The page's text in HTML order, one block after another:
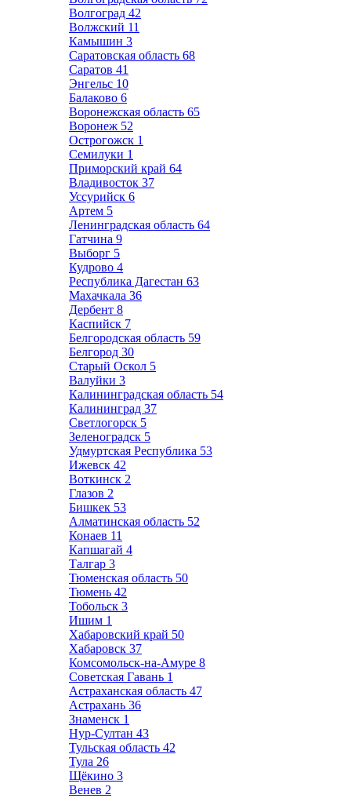
Волгоград 42
Волжский 11
Камышин 3
Саратовская область 68
Саратов 41
Энгельс 10
Балаково 6
Воронежская область 65
Воронеж 52
Острогожск 1
Семилуки 1
Приморский край 64
Владивосток 37
Уссурийск 6
Артем 5
Ленинградская область 64
Гатчина 9
Выборг 5
Кудрово 4
Республика Дагестан 63
Махачкала 36
Дербент 8
Каспийск 7
Белгородская область 59
Белгород 30
Старый Оскол 5
Валуйки 3
Калининградская область 54
Калининград 37
Светлогорск 5
Зеленоградск 5
Удмуртская Республика 53
Ижевск 42
Воткинск 2
Глазов 2
Бишкек 53
Алматинская область 52
Конаев 11
Капшагай 4
Талгар 3
Тюменская область 50
Тюмень 42
Тобольск 3
Ишим 1
Хабаровский край 50
Хабаровск 37
Комсомольск-на-Амуре 8
Советская Гавань 1
Астраханская область 47
Астрахань 36
Знаменск 1
Нур-Султан 43
Тульская область 42
Тула 26
Щёкино 3
Венев 2